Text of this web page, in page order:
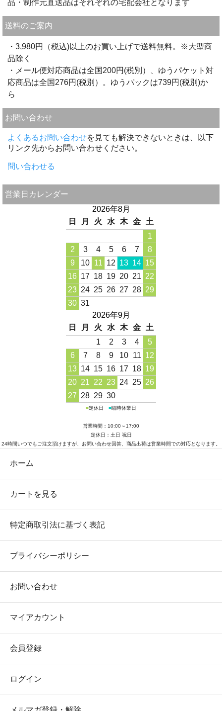
品・制作元直送品はそれぞれの宅配会社となります
送料のご案内
・3,980円（税込)以上のお買い上げで送料無料。※大型商
品除く
・メール便対応商品は全国200円(税別）、ゆうパケット対
応商品は全国276円(税別）。ゆうパックは739円(税別)か
ら
お問い合わせ
よくあるお問い合わせを見ても解決できないときは、以下
リンク先からお問い合わせください。
問い合わせる
営業日カレンダー
2026年8月
日
月 火 水 木 金
土
1
2
3 4 5 6 7
8
9
10 11 12 13 14 15
16 17 18 19 20 21 22
23 24 25 26 27 28 29
30 31
2026年9月
日
月 火 水 木 金
土
1
2 3 4
5
6
7 8 9 10 11 12
13 14 15 16 17 18 19
20 21 22 23 24 25 26
27 28 29 30
■定休日 ■臨時休業日
営業時間：10:00～17:00
定休日：土日 祝日
24時間いつでもご注文頂けますが、お問い合わせ回答、商品出荷は営業時間での対応となります。
ホーム
カートを見る
特定商取引法に基づく表記
プライバシーポリシー
お問い合わせ
マイアカウント
会員登録
ログイン